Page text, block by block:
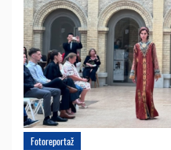
Fotoreportaž